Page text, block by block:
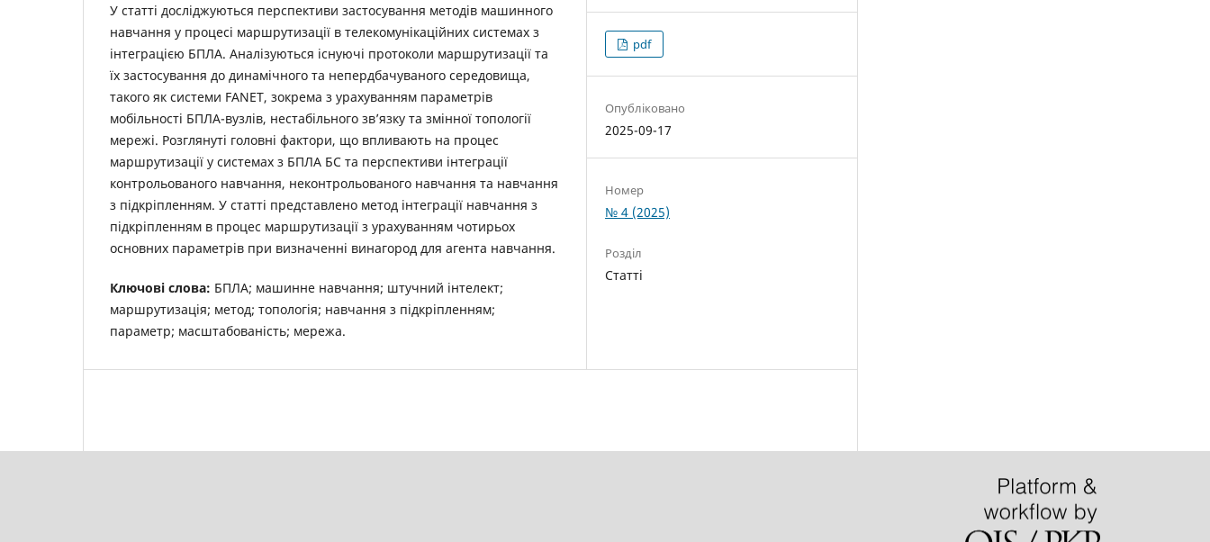
У статті досліджуються перспективи застосування методів машинного
навчання у процесі маршрутизації в телекомунікаційних системах з
інтеграцією БПЛА. Аналізуються існуючі протоколи маршрутизації та
їх застосування до динамічного та непердбачуваного середовища,
такого як системи FANET, зокрема з урахуванням параметрів
мобільності БПЛА-вузлів, нестабільного зв’язку та змінної топології
мережі. Розглянуті головні фактори, що впливають на процес
маршрутизації у системах з БПЛА БС та перспективи інтеграції
контрольованого навчання, неконтрольованого навчання та навчання
з підкріпленням. У статті представлено метод інтеграції навчання з
підкріпленням в процес маршрутизації з урахуванням чотирьох
основних параметрів при визначенні винагород для агента навчання.
Ключові слова: БПЛА; машинне навчання; штучний інтелект;
маршрутизація; метод; топологія; навчання з підкріпленням;
параметр; масштабованість; мережа.
pdf
Опубліковано
2025-09-17
Номер
№ 4 (2025)
Розділ
Статті